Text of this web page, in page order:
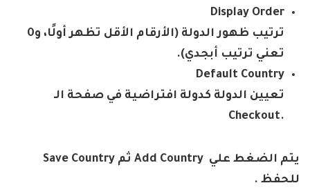
Display Order
ترتيب ظهور الدولة (الأرقام الأقل تظهر أولًا، و0
تعني ترتيب أبجدي).
Default Country
تعيين الدولة كدولة افتراضية في صفحة الـ
.Checkout
يتم الضغط علي ثم Save Country
للحفظ .